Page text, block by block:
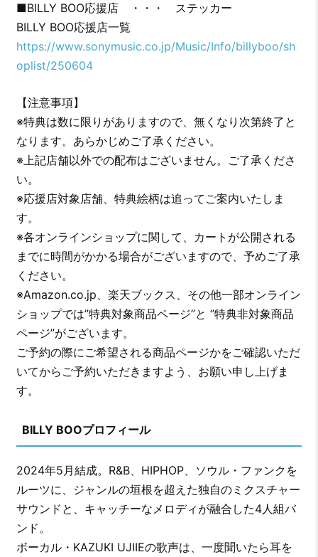
■BILLY BOO応援店 ・・・ ステッカー
BILLY BOO応援店一覧
https://www.sonymusic.co.jp/Music/Info/billyboo/sh
oplist/250604
【注意事項】
※特典は数に限りがありますので、無くなり次第終了と
なります。あらかじめご了承ください。
※上記店舗以外での配布はございません。ご了承くださ
い。
※応援店対象店舗、特典絵柄は追ってご案内いたしま
す。
※各オンラインショップに関して、カートが公開される
までに時間がかかる場合がございますので、予めご了承
ください。
※Amazon.co.jp、楽天ブックス、その他一部オンライン
ショップでは”特典対象商品ページ”と ”特典非対象商品
ページ”がございます。
ご予約の際にご希望される商品ページかをご確認いただ
いてからご予約いただきますよう、お願い申し上げま
す。
BILLY BOOプロフィール
2024年5月結成。R&B、HIPHOP、ソウル・ファンクを
ルーツに、ジャンルの垣根を超えた独自のミクスチャー
サウンドと、キャッチーなメロディが融合した4人組バ
ンド。
ボーカル・KAZUKI UJIIEの歌声は、一度聞いたら耳を